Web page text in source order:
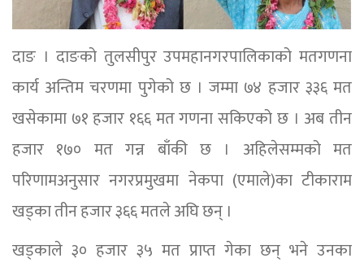
दाङ । दाङको तुलसीपुर उपमहानगरपालिकाको मतगणना
कार्य अन्तिम चरणमा पुगेको छ । जम्मा ७४ हजार ३३६ मत
खसेकामा ७१ हजार १६६ मत गणना सकिएको छ । अब तीन
हजार १७० मत गन्न बाँकी छ । अहिलेसम्मको मत
परिणामअनुसार नगरप्रमुखमा नेकपा (एमाले)का टीकाराम
खड्का तीन हजार ३६६ मतले अघि छन् ।
खड्काले ३० हजार ३५ मत प्राप्त गेका छन् भने उनका